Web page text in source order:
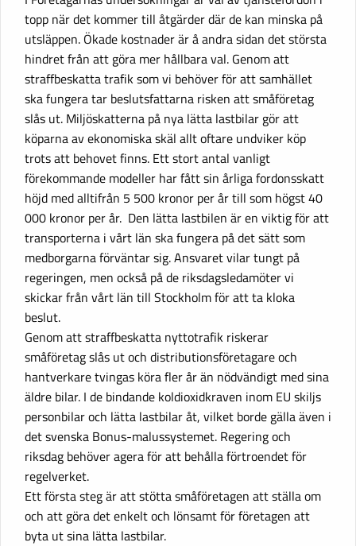
topp när det kommer till åtgärder där de kan minska på
utsläppen. Ökade kostnader är å andra sidan det största
hindret från att göra mer hållbara val. Genom att
straffbeskatta trafik som vi behöver för att samhället
ska fungera tar beslutsfattarna risken att småföretag
slås ut. Miljöskatterna på nya lätta lastbilar gör att
köparna av ekonomiska skäl allt oftare undviker köp
trots att behovet finns. Ett stort antal vanligt
förekommande modeller har fått sin årliga fordonsskatt
höjd med alltifrån 5 500 kronor per år till som högst 40
000 kronor per år. Den lätta lastbilen är en viktig för att
transporterna i vårt län ska fungera på det sätt som
medborgarna förväntar sig. Ansvaret vilar tungt på
regeringen, men också på de riksdagsledamöter vi
skickar från vårt län till Stockholm för att ta kloka
beslut.
Genom att straffbeskatta nyttotrafik riskerar
småföretag slås ut och distributionsföretagare och
hantverkare tvingas köra fler år än nödvändigt med sina
äldre bilar. I de bindande koldioxidkraven inom EU skiljs
personbilar och lätta lastbilar åt, vilket borde gälla även i
det svenska Bonus-malussystemet. Regering och
riksdag behöver agera för att behålla förtroendet för
regelverket.
Ett första steg är att stötta småföretagen att ställa om
och att göra det enkelt och lönsamt för företagen att
byta ut sina lätta lastbilar.